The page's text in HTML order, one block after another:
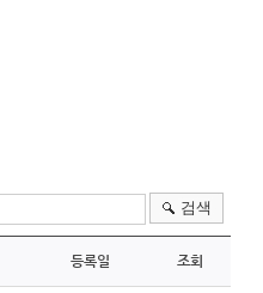
검색
등록일 조회